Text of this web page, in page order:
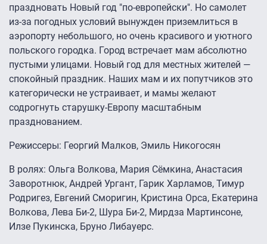
праздновать Новый год "по-европейски". Но самолет
из-за погодных условий вынужден приземлиться в
аэропорту небольшого, но очень красивого и уютного
польского городка. Город встречает мам абсолютно
пустыми улицами. Новый год для местных жителей —
спокойный праздник. Наших мам и их попутчиков это
категорически не устраивает, и мамы желают
содрогнуть старушку-Европу масштабным
празднованием.
Режиссеры: Георгий Малков, Эмиль Никогосян
В ролях: Ольга Волкова, Мария Сёмкина, Анастасия
Заворотнюк, Андрей Ургант, Гарик Харламов, Тимур
Родригез, Евгений Сморигин, Кристина Орса, Екатерина
Волкова, Лева Би-2, Шура Би-2, Мирдза Мартинсоне,
Илзе Пукинска, Бруно Либауерс.